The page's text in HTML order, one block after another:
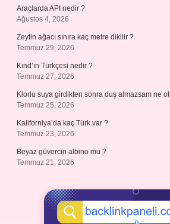
Araçlarda API nedir ?
Ağustos 4, 2026
Zeytin ağacı sınıra kaç metre dikilir ?
Temmuz 29, 2026
Kınd’ın Türkçesi nedir ?
Temmuz 27, 2026
Klorlu suya girdikten sonra duş almazsam ne
Temmuz 25, 2026
Kaliforniya’da kaç Türk var ?
Temmuz 23, 2026
Beyaz güvercin albino mu ?
Temmuz 21, 2026